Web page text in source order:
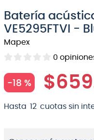
Batería
VE5295FTVI -
Mapex
0
-18 % $659
Hasta 12 cuotas sin
5.
amplificador
6 .
guitarra
7.
teclado
micrófono
9.
bateria